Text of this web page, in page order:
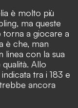
è molto più
ma queste
torna a giocare a
è che, man
linea con la sua
Allo
tra i 183 e
ancora